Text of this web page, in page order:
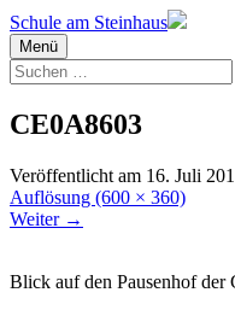
Schule am Steinhaus
Menü
Suchen
nach:
CE0A8603
Veröffentlicht am 16. Juli
Auflösung (600 × 360)
Weiter →
Blick auf den Pausenhof der